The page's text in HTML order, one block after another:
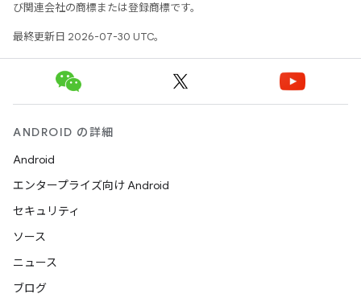
び関連会社の商標または登録商標です。
最終更新日 2026-07-30 UTC。
ANDROID の詳細
Android
エンタープライズ向け Android
セキュリティ
ソース
ニュース
ブログ